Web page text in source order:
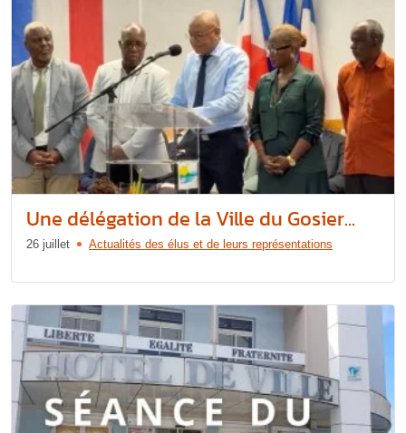
Une délégation de la Ville du Gosier...
26 juillet Actualités des élus et de leurs représentations